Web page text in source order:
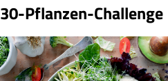
30-Pflanzen-Challenge